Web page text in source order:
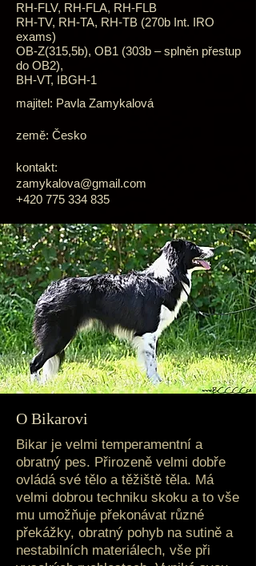
RH-FLV, RH-FLA, RH-FLB
RH-TV, RH-TA, RH-TB (270b Int. IRO
exams)
OB-Z(315,5b), OB1 (303b – splněn přestup
do OB2),
BH-VT, IBGH-1
majitel: Pavla Zamykalová
země: Česko
kontakt:
zamykalova@gmail.com
+420 775 334 835
O Bikarovi
Bikar je velmi temperamentní a
obratný pes. Přirozeně velmi dobře
ovládá své tělo a těžiště těla. Má
velmi dobrou techniku skoku a to vše
mu umožňuje překonávat různé
překážky, obratný pohyb na sutině a
nestabilních materiálech, vše při